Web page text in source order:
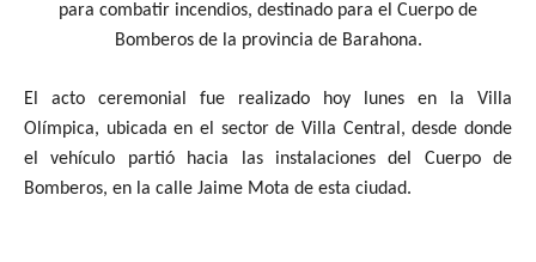
para combatir incendios, destinado para el Cuerpo de
Bomberos de la provincia de Barahona.
El acto ceremonial fue realizado hoy lunes en la Villa
Olímpica, ubicada en el sector de Villa Central, desde donde
el vehículo partió hacia las instalaciones del Cuerpo de
Bomberos, en la calle Jaime Mota de esta ciudad.